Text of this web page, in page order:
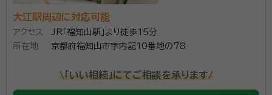
大江駅周辺に対応可能
アクセス
JR「福知山駅」より徒歩15分
所在地
京都府福知山市字内記10番地の78
\「いい相続」にてご相談を承ります/